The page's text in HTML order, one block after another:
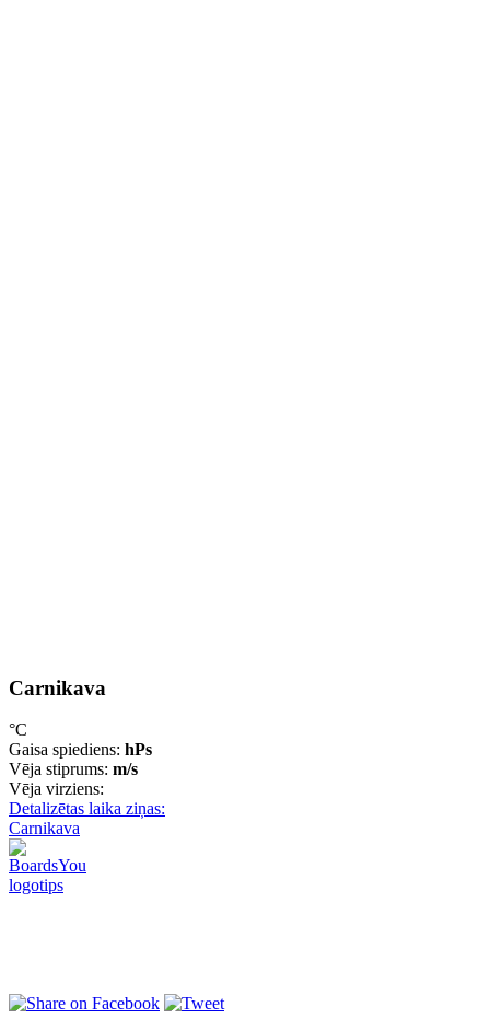
Carnikava
°C
Gaisa spiediens: hPs
Vēja stiprums: m/s
Vēja virziens:
Detalizētas laika ziņas:
Carnikava